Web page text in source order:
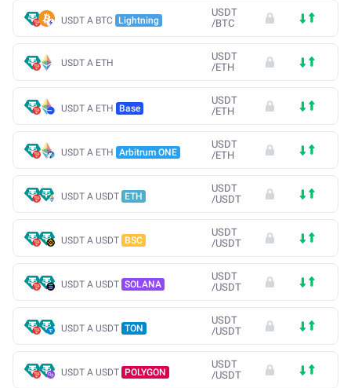
USDT A BTC Lightning
USDT
/BTC
USDT A ETH
USDT
/ETH
USDT A ETH Base
USDT
/ETH
USDT A ETH Arbitrum ONE
USDT
/ETH
USDT A USDT ETH
USDT
/USDT
USDT A USDT BSC
USDT
/USDT
USDT A USDT SOLANA
USDT
/USDT
USDT A USDT TON
USDT
/USDT
USDT A USDT POLYGON
USDT
/USDT